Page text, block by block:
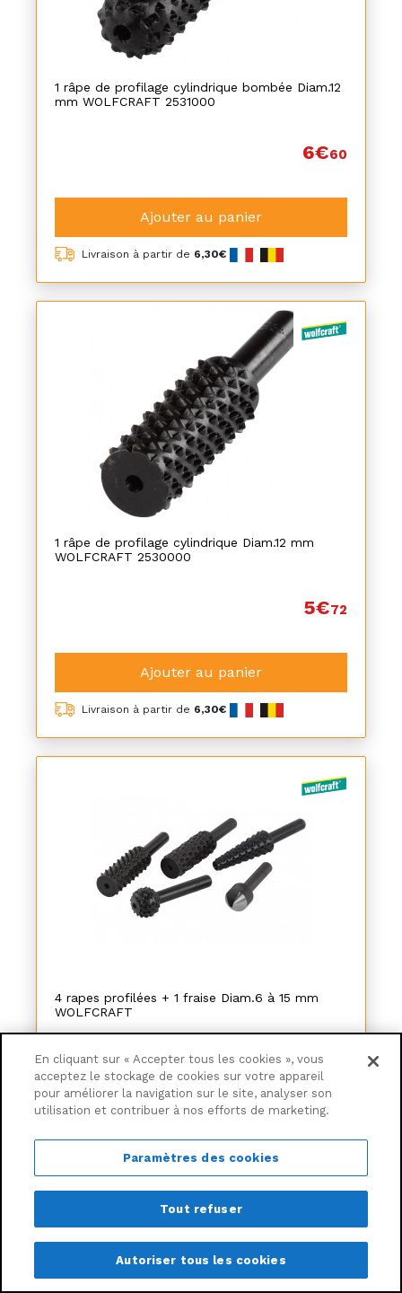
1 râpe de profilage cylindrique bombée Diam.12
mm WOLFCRAFT 2531000
6€60
Ajouter au panier
Livraison à partir de 6,30€
1 râpe de profilage cylindrique Diam.12 mm
WOLFCRAFT 2530000
5€72
Ajouter au panier
Livraison à partir de 6,30€
4 rapes profilées + 1 fraise Diam.6 à 15 mm
WOLFCRAFT
16€
Livraison à partir de6,30€
En cliquant sur « Accepter tous les cookies », vous
acceptez le stockage de cookies sur votre appareil
pour améliorer la navigation sur le site, analyser son
utilisation et contribuer à nos efforts de marketing.
Paramètres des cookies
Tout refuser
Autoriser tous les cookies